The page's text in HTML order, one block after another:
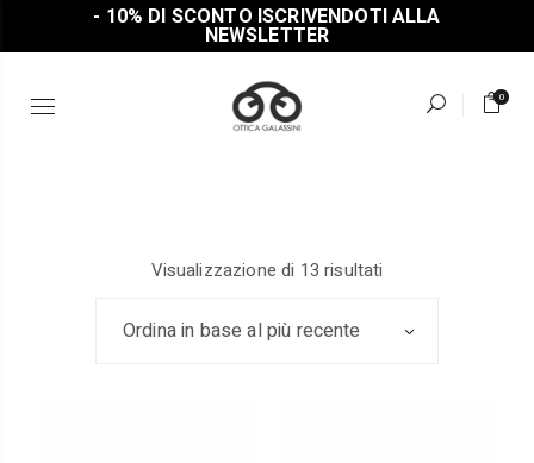
the
- 10% DI SCONTO ISCRIVENDOTI ALLA
NEWSLETTER
0
Visualizzazione di 13 risultati
più
Ordina in base al più recente